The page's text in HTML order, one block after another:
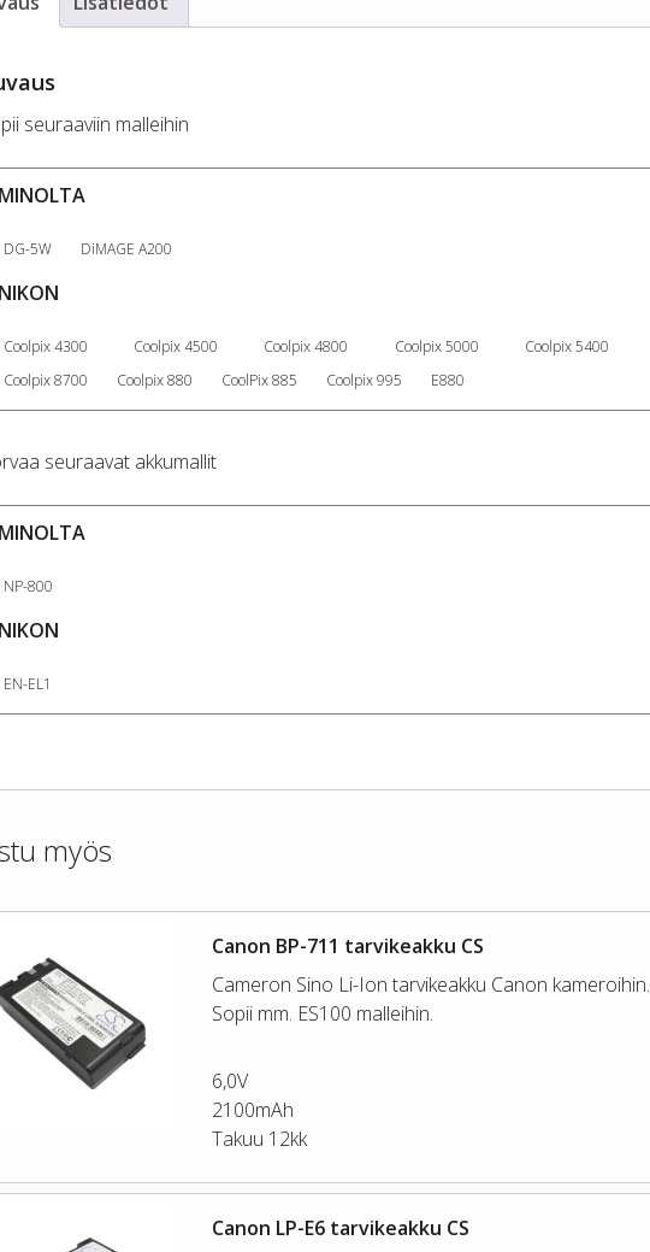
seuraaviin malleihin
DG-5W DiMAGE A200
Coolpix 4300 Coolpix 4500 Coolpix 4800 Coolpix 5000 Coolpix 5400
Coolpix 8700
Coolpix 880 CoolPix 885 Coolpix 995 E880
seuraavat akkumallit
NP-800
EN-EL1
myös
Canon BP-711 tarvikeakku CS
Cameron Sino Li-Ion tarvikeakku Canon kameroihin.
Sopii mm. ES100 malleihin.
6,0V
2100mAh
Takuu 12kk
Canon LP-E6 tarvikeakku CS